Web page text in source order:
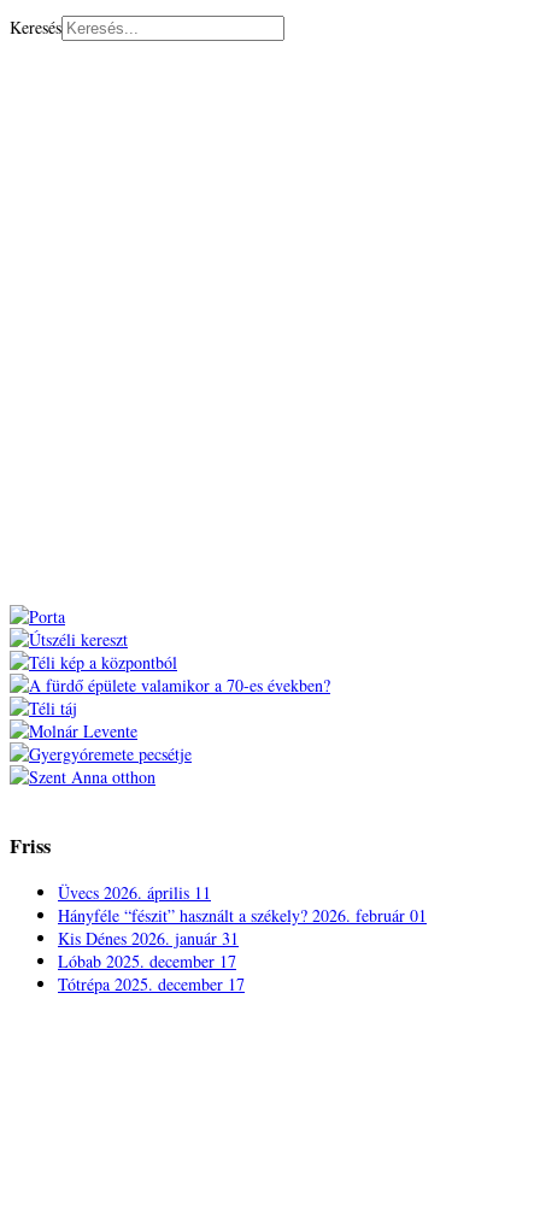
Keresés
Friss
Üvecs 2026. április 11
Hányféle “fészit” használt a székely? 2026. február 01
Kis Dénes 2026. január 31
Lóbab 2025. december 17
Tótrépa 2025. december 17